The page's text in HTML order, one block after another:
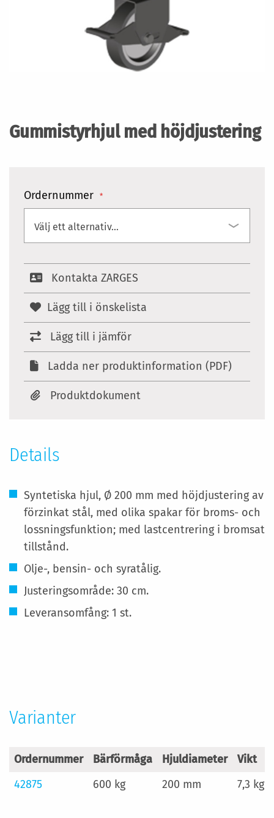
Gummistyrhjul med höjdjustering
Ordernummer
Kontakta ZARGES
Lägg till i önskelista
Lägg till i jämför
Ladda ner produktinformation (PDF)
Produktdokument
av
Details
Syntetiska hjul, Ø 200 mm med höjdjustering av
förzinkat stål, med olika spakar för broms- och
lossningsfunktion; med lastcentrering i bromsat
tillstånd.
Olje-, bensin- och syratålig.
Justeringsområde: 30 cm.
Leveransomfång: 1 st.
Varianter
Ordernummer Bärförmåga Hjuldiameter
Vikt
42875
600 kg 200 mm 7,3 kg